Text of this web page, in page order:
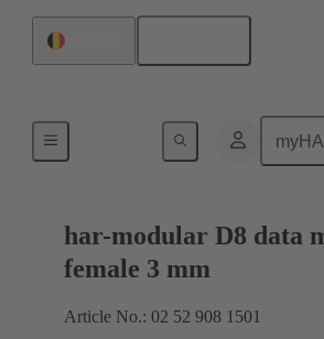
Raccordement carte mère à carte fille
har-modular D8 data
female 3 mm
Article No.: 02 52 908 1501